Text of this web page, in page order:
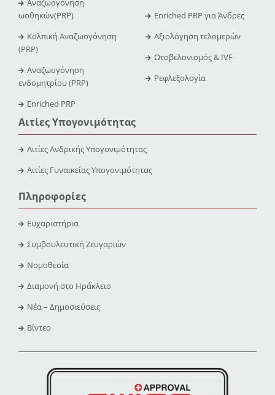
Αναζωογόνηση
ωοθηκών(PRP)
Κολπική Αναζωογόνηση
(PRP)
Αναζωογόνηση
ενδομητρίου (PRP)
Enriched PRP
Enriched PRP για Άνδρες
Αξιολόγηση τελομερών
Ωτοβελονισμός & IVF
Ρεφλεξολογία
Αιτίες Υπογονιμότητας
Αιτίες Ανδρικής Υπογονιμότητας
Αιτίες Γυναικείας Υπογονιμότητας
Πληροφορίες
Ευχαριστήρια
Συμβουλευτική Ζευγαριών
Νομοθεσία
Διαμονή στο Ηράκλειο
Νέα – Δημοσιεύσεις
Βίντεο